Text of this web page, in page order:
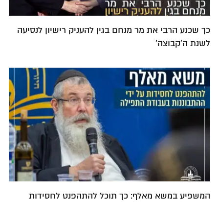
כך שכנע הרבי את מר מנחם בגין להעניק רישיון לנסיעה
לשנת ה'קבוצה'
המשפיע במשא מאלף: כך תוכל להתהפנט לחסידות